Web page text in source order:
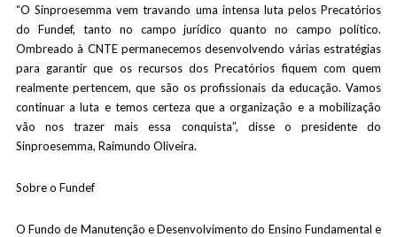
“O Sinproesemma vem travando uma intensa luta pelos Precatórios
do Fundef, tanto no campo jurídico quanto no campo político.
Ombreado à CNTE permanecemos desenvolvendo várias estratégias
para garantir que os recursos dos Precatórios fiquem com quem
realmente pertencem, que são os profissionais da educação. Vamos
continuar a luta e temos certeza que a organização e a mobilização
vão nos trazer mais essa conquista”, disse o presidente do
Sinproesemma, Raimundo Oliveira.
Sobre o Fundef
O Fundo de Manutenção e Desenvolvimento do Ensino Fundamental e